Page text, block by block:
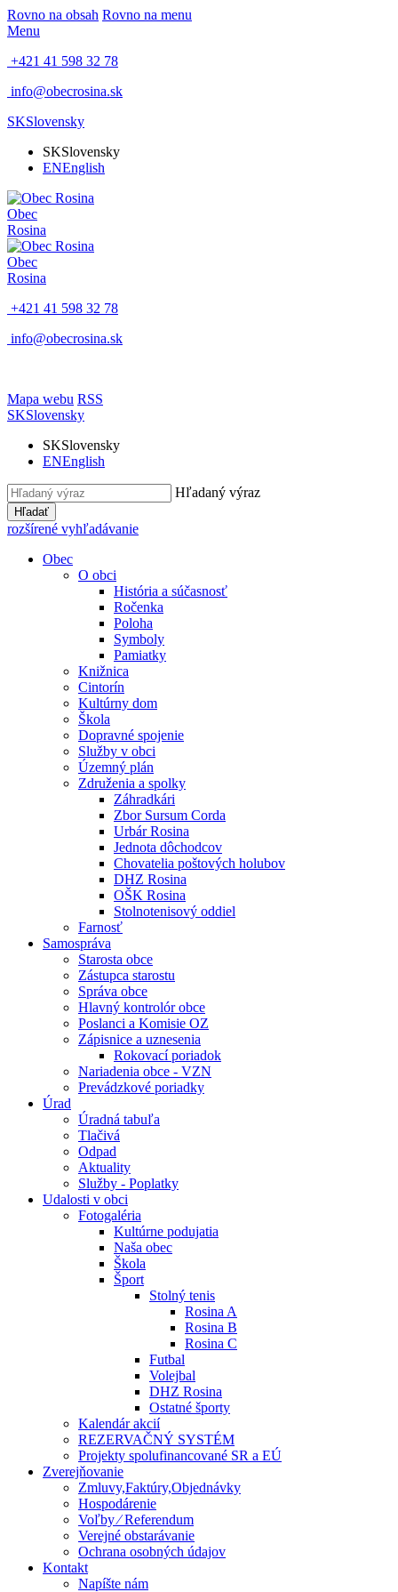
Rovno na obsah Rovno na menu
Menu
+421 41 598 32 78
info@obecrosina.sk
SKSlovensky
SKSlovensky
ENEnglish
Obec
Rosina
Obec
Rosina
+421 41 598 32 78
info@obecrosina.sk
Mapa webu RSS
SKSlovensky
SKSlovensky
ENEnglish
Hľadaný výraz
Hľadať
rozšírené vyhľadávanie
Obec
O obci
História a súčasnosť
Ročenka
Poloha
Symboly
Pamiatky
Knižnica
Cintorín
Kultúrny dom
Škola
Dopravné spojenie
Služby v obci
Územný plán
Združenia a spolky
Záhradkári
Zbor Sursum Corda
Urbár Rosina
Jednota dôchodcov
Chovatelia poštových holubov
DHZ Rosina
OŠK Rosina
Stolnotenisový oddiel
Farnosť
Samospráva
Starosta obce
Zástupca starostu
Správa obce
Hlavný kontrolór obce
Poslanci a Komisie OZ
Zápisnice a uznesenia
Rokovací poriadok
Nariadenia obce - VZN
Prevádzkové poriadky
Úrad
Úradná tabuľa
Tlačivá
Odpad
Aktuality
Služby - Poplatky
Udalosti v obci
Fotogaléria
Kultúrne podujatia
Naša obec
Škola
Šport
Stolný tenis
Rosina A
Rosina B
Rosina C
Futbal
Volejbal
DHZ Rosina
Ostatné športy
Kalendár akcií
REZERVAČNÝ SYSTÉM
Projekty spolufinancované SR a EÚ
Zverejňovanie
Zmluvy,Faktúry,Objednávky
Hospodárenie
Voľby ⁄ Referendum
Verejné obstarávanie
Ochrana osobných údajov
Kontakt
Napíšte nám